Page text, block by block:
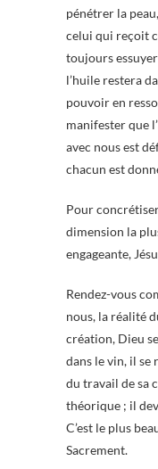
pénétrer la
celui qui reçoit
toujours
l’huile restera
pouvoir en
manifester que
avec nous est
chacun est
Pour
dimension la
engageante,
Rendez-vous
nous, la réalité
création, Dieu
dans le vin, il se
du travail de sa
théorique ; il
C’est le plus
Sacrement.